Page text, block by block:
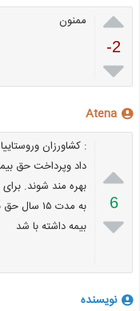

-2

ممنون
Atena

6

: کشاورزان
داد وپرداخت حق
بهره مند شوند.
بیمه داشته با شد
نویسنده